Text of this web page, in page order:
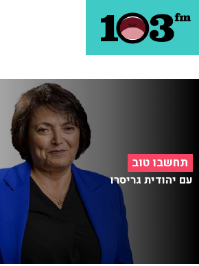
תחשבו טוב
עם יהודית גריסרו